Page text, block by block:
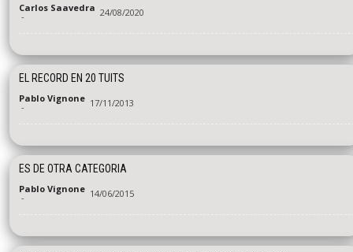
Carlos Saavedra
- 24/08/2020
EL RECORD EN 20 TUITS
Pablo Vignone
- 17/11/2013
ES DE OTRA CATEGORIA
Pablo Vignone
- 14/06/2015